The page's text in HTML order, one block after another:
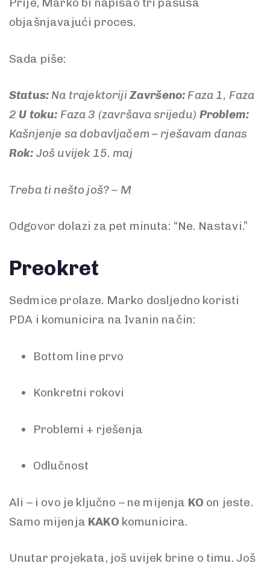
Prije, Marko bi napisao tri pasusa
objašnjavajući proces.
Sada piše:
Status: Na trajektorijiZavršeno: Faza 1, Faza
2 U toku: Faza 3 (završava srijedu) Problem:
Kašnjenje sa dobavljačem – rješavam danas
Rok: Još uvijek 15. maj
Treba ti nešto još? – M
Odgovor dolazi za pet minuta: “Ne. Nastavi.”
Preokret
Sedmice prolaze. Marko dosljedno koristi
PDA i komunicira na Ivanin način:
Bottom line prvo
Konkretni rokovi
Problemi + rješenja
Odlučnost
Ali – i ovo je ključno – ne mijenja KO on jeste.
Samo mijenja KAKO komunicira.
Unutar projekata, još uvijek brine o timu. Još